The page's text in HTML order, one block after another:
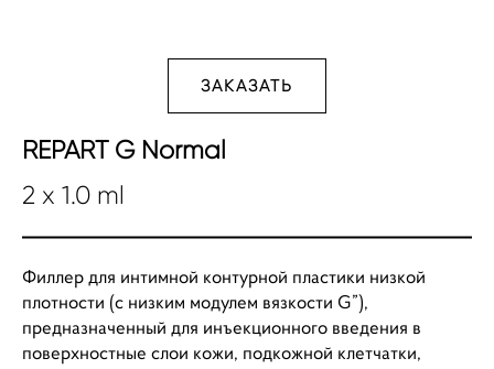
ЗАКАЗАТЬ
REPART G Normal
2 x 1.0 ml
Филлер для интимной контурной пластики низкой
плотности (с низким модулем вязкости G”),
предназначенный для инъекционного введения в
поверхностные слои кожи, подкожной клетчатки,